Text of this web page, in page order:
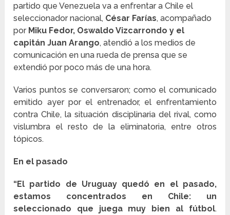
partido que Venezuela va a enfrentar a Chile el
seleccionador nacional, César Farías, acompañado
por Miku Fedor, Oswaldo Vizcarrondo y el
capitán Juan Arango, atendió a los medios de
comunicación en una rueda de prensa que se
extendió por poco más de una hora.
Varios puntos se conversaron; como el comunicado
emitido ayer por el entrenador, el enfrentamiento
contra Chile, la situación disciplinaria del rival, como
vislumbra el resto de la eliminatoria, entre otros
tópicos.
En el pasado
“El partido de Uruguay quedó en el pasado,
estamos concentrados en Chile: un
seleccionado que juega muy bien al fútbol.